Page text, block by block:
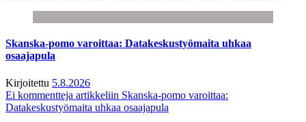
Skanska-pomo varoittaa: Datakeskustyömaita uhkaa
osaajapula
Kirjoitettu 5.8.2026
Ei kommentteja artikkeliin Skanska-pomo varoittaa:
Datakeskustyömaita uhkaa osaajapula